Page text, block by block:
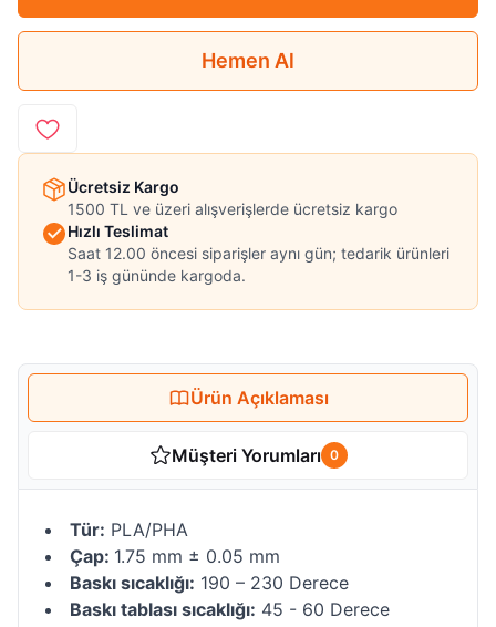
Hemen Al
Ücretsiz Kargo
1500 TL ve üzeri alışverişlerde ücretsiz kargo
Hızlı Teslimat
Saat 12.00 öncesi siparişler aynı gün; tedarik ürünleri
1-3 iş gününde kargoda.
Ürün Açıklaması
Müşteri Yorumları 0
Tür: PLA/PHA
Çap: 1.75 mm ± 0.05 mm
Baskı sıcaklığı: 190 – 230 Derece
Baskı tablası sıcaklığı: 45 - 60 Derece